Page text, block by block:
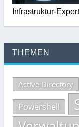
Infrastruktur-
THEMEN
Active Directory
Powershell